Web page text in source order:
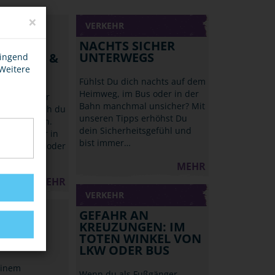
ZÜGE &
oder
bist auch du
gefahren.
du sogar in
Bahnhofs oder
MEHR
VERKEHR
NACHTS SICHER
UNTERWEGS
Fühlst Du dich nachts auf dem
Heimweg, im Bus oder in der
Bahn manchmal unsicher? Mit
unseren Tipps erhöhst Du
dein Sicherheitsgefühl und
bist immer…
MEHR
VERKEHR
GEFAHR AN
KREUZUNGEN: IM
TOTEN WINKEL VON
LKW ODER BUS
×